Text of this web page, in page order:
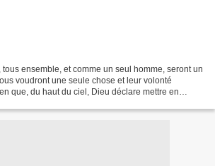
ensemble, et comme un seul homme, seront un
voudront une seule chose et leur volonté
que, du haut du ciel, Dieu déclare mettre en